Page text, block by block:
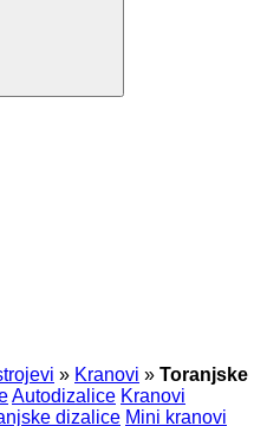
» Kranovi » Toranjske
Autodizalice Kranovi
dizalice Mini kranovi